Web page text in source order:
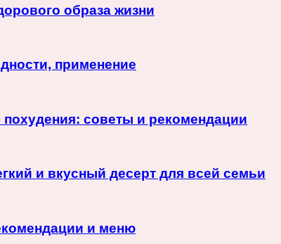
образа жизни
применение
советы и рекомендации
и вкусный десерт для всей семьи
и меню